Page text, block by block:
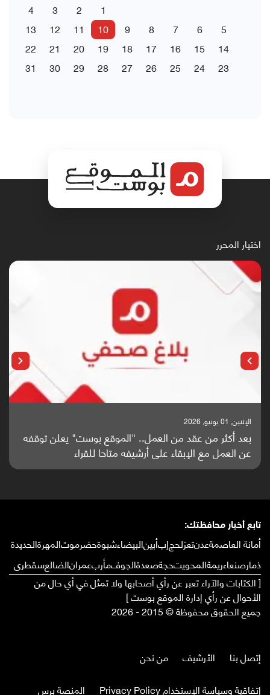
1
2
3
4
5
6
7
8
9
10
11
12
13
14
15
16
17
18
19
20
21
22
23
24
25
26
27
28
29
30
31
اختيار المحرر
الإثنين, 25 مايو, 2026
باحثون من اليمن يدخلون سباق أبحاث ألزهايمر بدراسة
واعدة منشورة عالميا (ترجمة)
تابع أخبار محافظتك:
أمانة العاصمةعدنتعزلحجإبأبينالبيضاءشبوةحضرموتالمهرةالحديدة
ذمارصنعاءريمةالمحويتحجةصعدةالجوفمأربعمرانالضالعسقطرى
[ الكتابات والآراء تعبر عن رأي أصحابها ولا تمثل في أي حال من
الأحوال عن رأي إدارة الموقع بوست ]
جميع الحقوق محفوظة © 2015 - 2026
إتصل بنا الأرشيف
من نحن
إتفاقية وسياسة الإستخدام Privacy Policy
المنصة برس